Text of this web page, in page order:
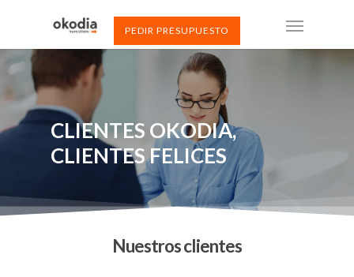
PEDIR PRESUPUESTO
CLIENTES OKODIA,
CLIENTES FELICES
Nuestros clientes